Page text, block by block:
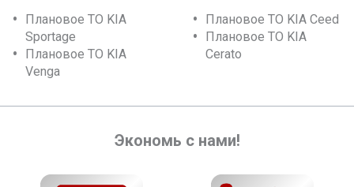
Плановое ТО KIA
Sportage
Плановое ТО KIA
Venga
Плановое ТО KIA Ceed
Плановое ТО KIA
Cerato
Экономь с нами!